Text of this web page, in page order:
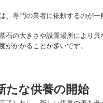
、専門の業者に依頼するのが一
石の大きさや設置場所により異
がかかることが多いです。
たな供養の開始